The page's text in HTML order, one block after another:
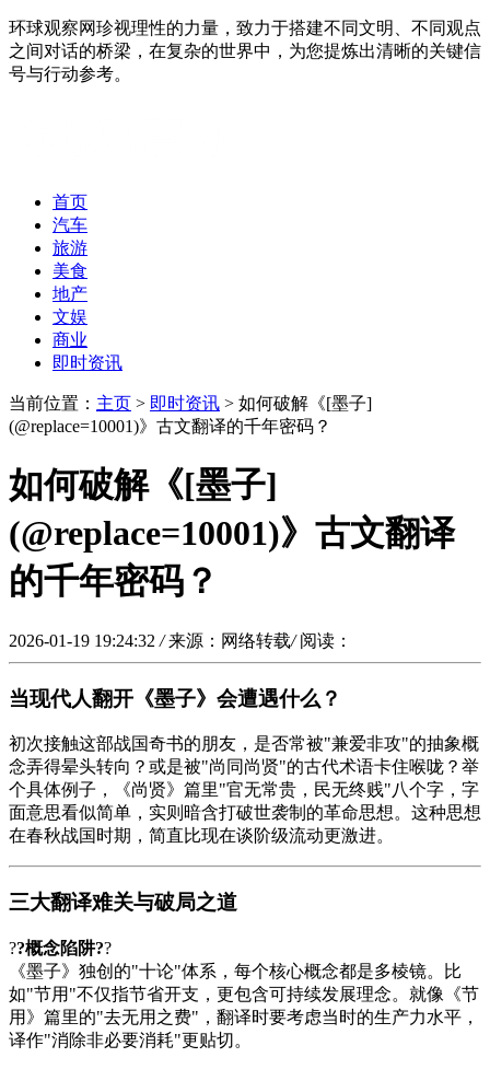
环球观察网珍视理性的力量，致力于搭建不同文明、不同观点
之间对话的桥梁，在复杂的世界中，为您提炼出清晰的关键信
号与行动参考。
首页
汽车
旅游
美食
地产
文娱
商业
即时资讯
当前位置： 主页 > 即时资讯 > 如何破解《[墨子]
(@replace=10001)》古文翻译的千年密码？
如何破解《[墨子]
(@replace=10001)》古文翻译
的千年密码？
2026-01-19 19:24:32 / 来源：网络转载/ 阅读：
当现代人翻开《墨子》会遭遇什么？
初次接触这部战国奇书的朋友，是否常被"兼爱非攻"的抽象概
念弄得晕头转向？或是被"尚同尚贤"的古代术语卡住喉咙？举
个具体例子，《尚贤》篇里"官无常贵，民无终贱"八个字，字
面意思看似简单，实则暗含打破世袭制的革命思想。这种思想
在春秋战国时期，简直比现在谈阶级流动更激进。
三大翻译难关与破局之道
??概念陷阱??
《墨子》独创的"十论"体系，每个核心概念都是多棱镜。比
如"节用"不仅指节省开支，更包含可持续发展理念。就像《节
用》篇里的"去无用之费"，翻译时要考虑当时的生产力水平，
译作"消除非必要消耗"更贴切。